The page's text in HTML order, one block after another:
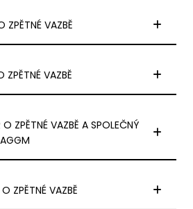
ZPĚTNÉ VAZBĚ
ZPĚTNÉ VAZBĚ
ZPĚTNÉ VAZBĚ A SPOLEČNÝ
ZPĚTNÉ VAZBĚ